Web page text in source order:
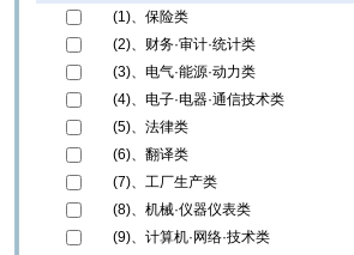
(1)、保险类
(2)、财务·审计·统计类
(3)、电气·能源·动力类
(4)、电子·电器·通信技术类
(5)、法律类
(6)、翻译类
(7)、工厂生产类
(8)、机械·仪器仪表类
(9)、计算机·网络·技术类